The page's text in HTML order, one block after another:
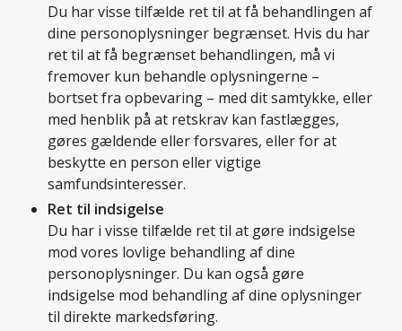
Du har visse tilfælde ret til at få behandlingen af
dine personoplysninger begrænset. Hvis du har
ret til at få begrænset behandlingen, må vi
fremover kun behandle oplysningerne –
bortset fra opbevaring – med dit samtykke, eller
med henblik på at retskrav kan fastlægges,
gøres gældende eller forsvares, eller for at
beskytte en person eller vigtige
samfundsinteresser.
Ret til indsigelse
Du har i visse tilfælde ret til at gøre indsigelse
mod vores lovlige behandling af dine
personoplysninger. Du kan også gøre
indsigelse mod behandling af dine oplysninger
til direkte markedsføring.